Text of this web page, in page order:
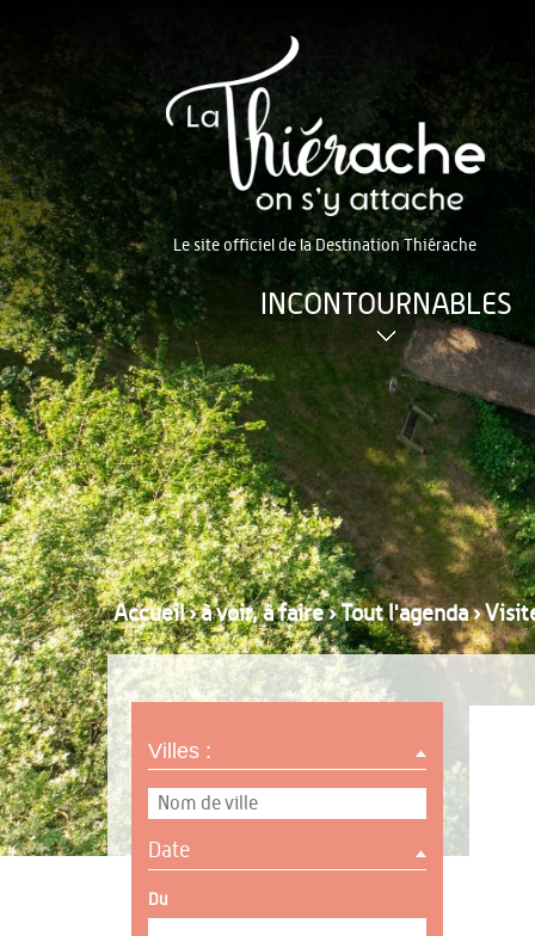
Le site officiel de la Destination Thiérache
INCONTOURNABLES
Accueil›à voir, à faire›Tout l'agenda›
Villes :
Date
Du